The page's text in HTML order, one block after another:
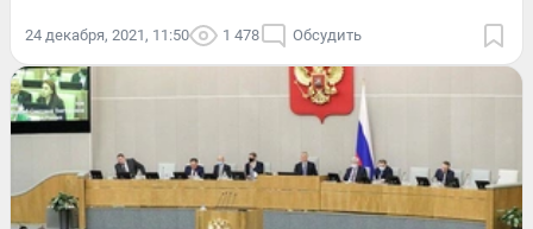
24 декабря, 2021, 11:50 1 478 Обсудить